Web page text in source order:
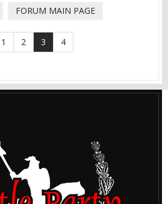
FORUM MAIN PAGE
1 2 3 4